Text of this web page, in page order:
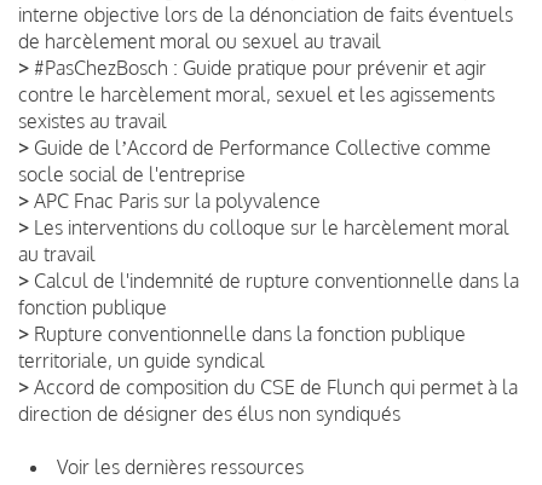
interne objective lors de la dénonciation de faits éventuels
de harcèlement moral ou sexuel au travail
> #PasChezBosch : Guide pratique pour prévenir et agir
contre le harcèlement moral, sexuel et les agissements
sexistes au travail
> Guide de lʼAccord de Performance Collective comme
socle social de l'entreprise
> APC Fnac Paris sur la polyvalence
> Les interventions du colloque sur le harcèlement moral
au travail
> Calcul de l'indemnité de rupture conventionnelle dans la
fonction publique
> Rupture conventionnelle dans la fonction publique
territoriale, un guide syndical
> Accord de composition du CSE de Flunch qui permet à la
direction de désigner des élus non syndiqués
Voir les dernières ressources